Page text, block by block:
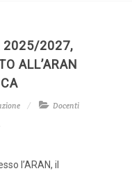
2025/2027,
ALL’ARAN
Docenti
l’ARAN, il